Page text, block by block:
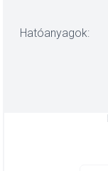
Hatóanyagok: